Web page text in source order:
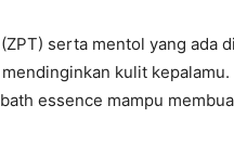
serta mentol yang ada
kulit
essence mampu